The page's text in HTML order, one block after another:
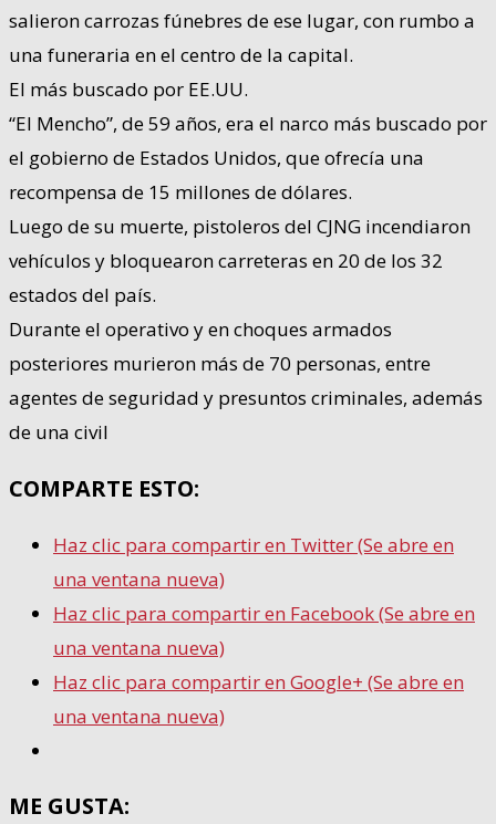
salieron carrozas fúnebres de ese lugar, con rumbo a
una funeraria en el centro de la capital.
El más buscado por EE.UU.
“El Mencho”, de 59 años, era el narco más buscado por
el gobierno de Estados Unidos, que ofrecía una
recompensa de 15 millones de dólares.
Luego de su muerte, pistoleros del CJNG incendiaron
vehículos y bloquearon carreteras en 20 de los 32
estados del país.
Durante el operativo y en choques armados
posteriores murieron más de 70 personas, entre
agentes de seguridad y presuntos criminales, además
de una civil
COMPARTE ESTO:
Haz clic para compartir en Twitter (Se abre en
una ventana nueva)
Haz clic para compartir en Facebook (Se abre en
una ventana nueva)
Haz clic para compartir en Google+ (Se abre en
una ventana nueva)
ME GUSTA: